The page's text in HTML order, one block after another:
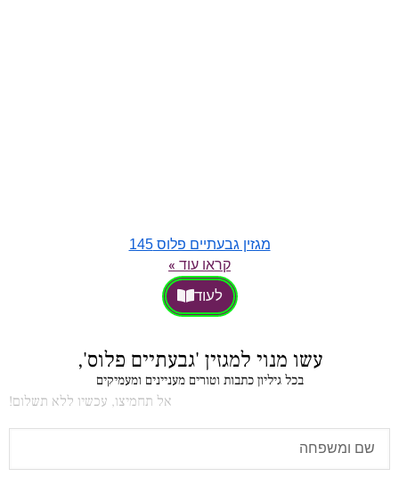
מגזין גבעתיים פלוס 145
קראו עוד »
לעוד
עשו מנוי למגזין 'גבעתיים פלוס',
בכל גיליון כתבות וטורים מעניינים ומעמיקים
אל תחמיצו, עכשיו ללא תשלום!